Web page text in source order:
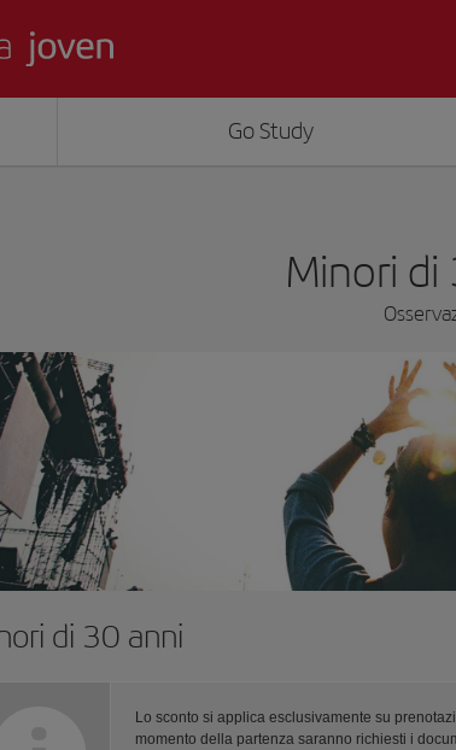
Go Study
Minori di
di 30 anni
Lo sconto si applica esclusivamente su
momento della partenza saranno richiesti i